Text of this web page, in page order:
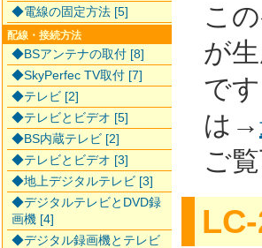
こ
が
で
は→
ご
◆電線の固定方法 [5]
配線・接続方法
◆BSアンテナの取付 [8]
◆SkyPerfec TV取付 [7]
◆テレビ [2]
◆テレビとビデオ [5]
◆BS内蔵テレビ [2]
◆テレビとビデオ [3]
◆地上デジタルテレビ [3]
◆デジタルテレビとDVD録
画機 [4]
◆デジタル録画機とテレビ